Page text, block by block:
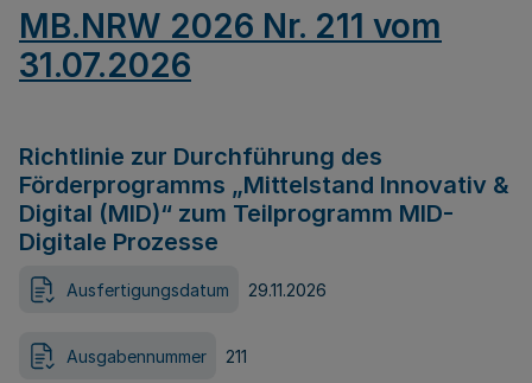
MB.NRW 2026 Nr. 211 vom
31.07.2026
Richtlinie zur Durchführung des
Förderprogramms „Mittelstand Innovativ &
Digital (MID)“ zum Teilprogramm MID-
Digitale Prozesse
Ausfertigungsdatum 29.11.2026
Ausgabennummer 211